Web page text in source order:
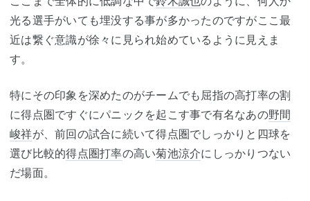
光る選手がいても埋没する事が多かったのですがここ最
近は繋ぐ意識が徐々に見られ始めているように見えま
す。
特にその印象を深めたのがチームでも屈指の高打率の割
に得点圏ですぐにパニックを起こす事で有名なあの野間
峻祥が、前回の試合に続いて得点圏でしっかりと四球を
選び比較的得点圏打率の高い菊池涼介にしっかりつない
だ場面。